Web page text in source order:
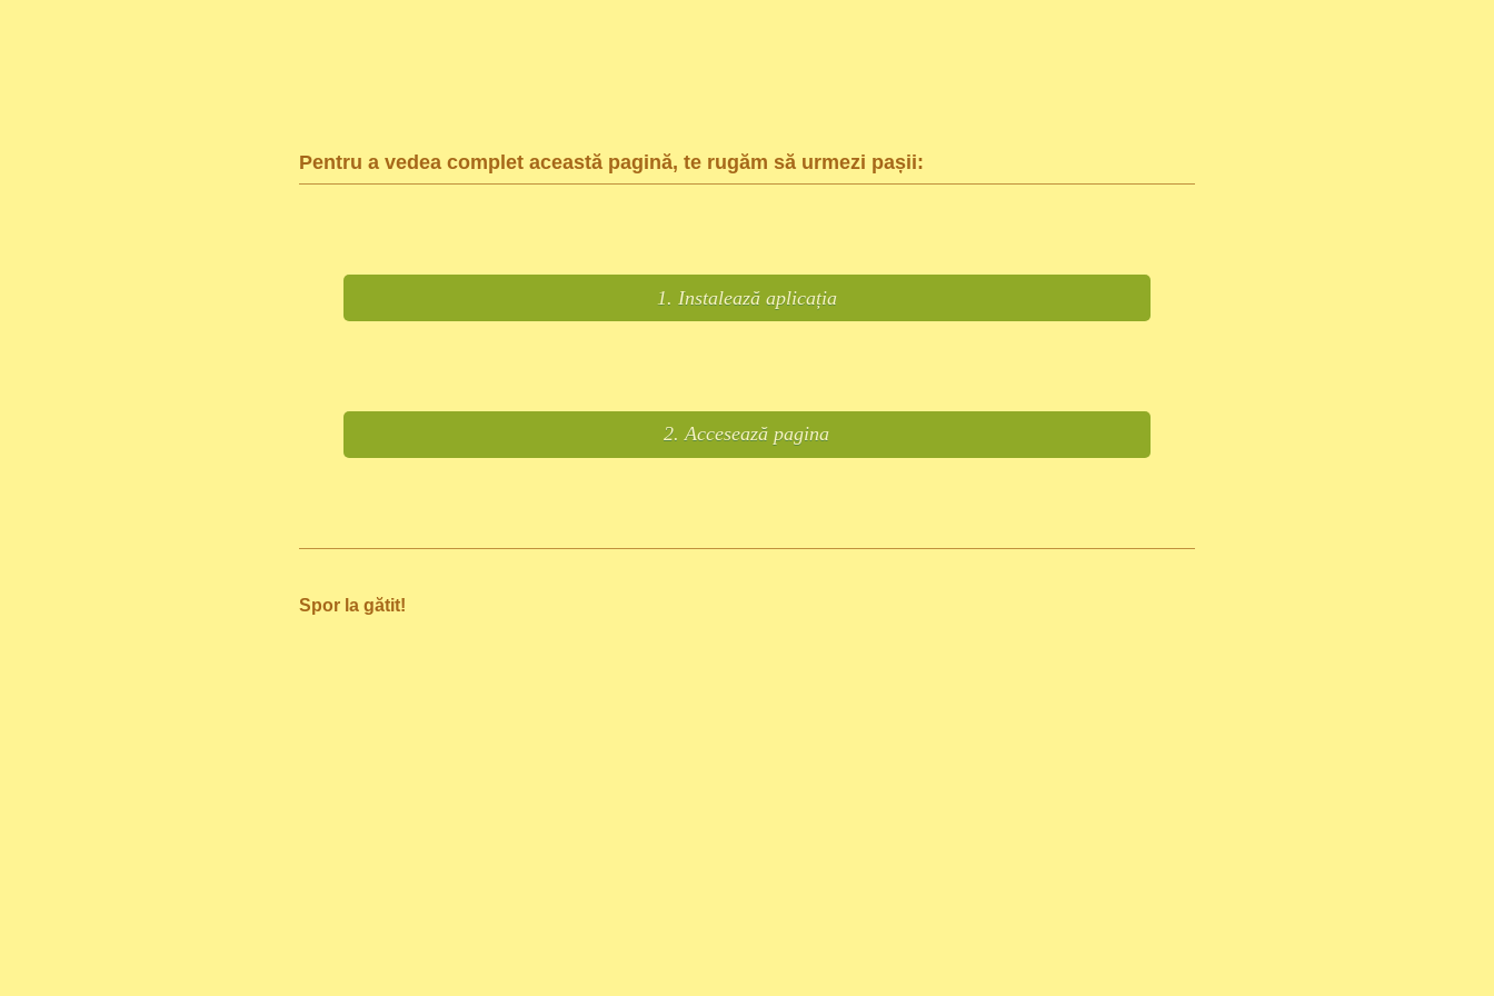
Pentru a vedea complet această pagină, te rugăm să urmezi pașii:
1. Instalează aplicația
2. Accesează pagina
Spor la gătit!